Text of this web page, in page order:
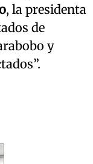
, la presidenta
de
y